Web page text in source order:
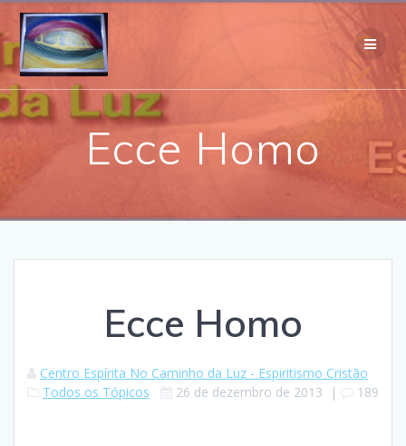
Skip
Ecce Homo
Ecce Homo
Centro Espírita No Caminho da Luz - Espiritismo Cristão
Todos os Tópicos
26 de dezembro de 2013 | 189